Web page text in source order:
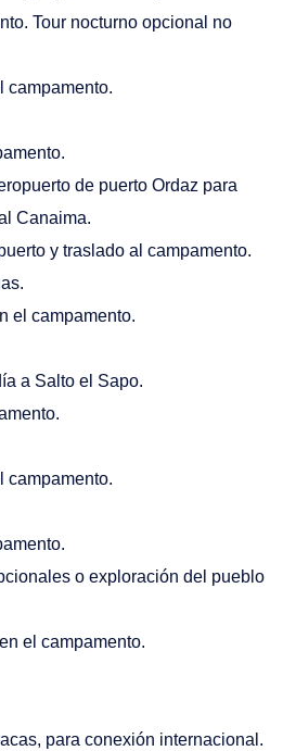
Tour nocturno opcional no
campamento.
de puerto Ordaz para
Canaima.
y traslado al campamento.
el campamento.
a Salto el Sapo.
campamento.
o exploración del pueblo
el campamento.
para conexión internacional.